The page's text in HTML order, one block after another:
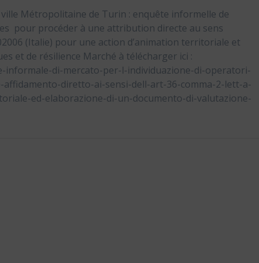
Métropolitaine de Turin : enquête informelle de
pour procéder à une attribution directe au sens
(Italie) pour une action d’animation territoriale et
et de résilience Marché à télécharger ici :
di-mercato-per-l-individuazione-di-operatori-
diretto-ai-sensi-dell-art-36-comma-2-lett-a-
ed-elaborazione-di-un-documento-di-valutazione-